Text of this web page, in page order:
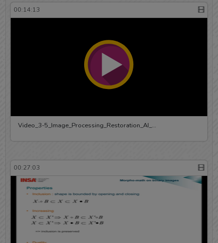
00:14:13
Video_3-5_Image_Processing_Restoration_AI_…
00:27:03